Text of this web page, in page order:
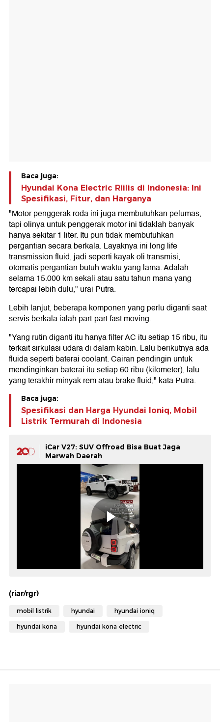
Baca juga:
Hyundai Kona Electric Riilis di Indonesia: Ini
Spesifikasi, Fitur, dan Harganya
"Motor penggerak roda ini juga membutuhkan pelumas,
tapi olinya untuk penggerak motor ini tidaklah banyak
hanya sekitar 1 liter. Itu pun tidak membutuhkan
pergantian secara berkala. Layaknya ini long life
transmission fluid, jadi seperti kayak oli transmisi,
otomatis pergantian butuh waktu yang lama. Adalah
selama 15.000 km sekali atau satu tahun mana yang
tercapai lebih dulu," urai Putra.
Lebih lanjut, beberapa komponen yang perlu diganti saat
servis berkala ialah part-part fast moving.
"Yang rutin diganti itu hanya filter AC itu setiap 15 ribu, itu
terkait sirkulasi udara di dalam kabin. Lalu berikutnya ada
fluida seperti baterai coolant. Cairan pendingin untuk
mendinginkan baterai itu setiap 60 ribu (kilometer), lalu
yang terakhir minyak rem atau brake fluid," kata Putra.
Baca juga:
Spesifikasi dan Harga Hyundai Ioniq, Mobil
Listrik Termurah di Indonesia
iCar V27: SUV Offroad Bisa Buat Jaga
Marwah Daerah
(riar/rgr)
mobil listrik hyundai hyundai ioniq
hyundai kona hyundai kona electric